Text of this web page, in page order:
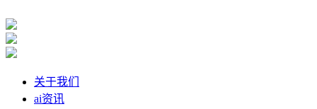
关于我们
ai资讯